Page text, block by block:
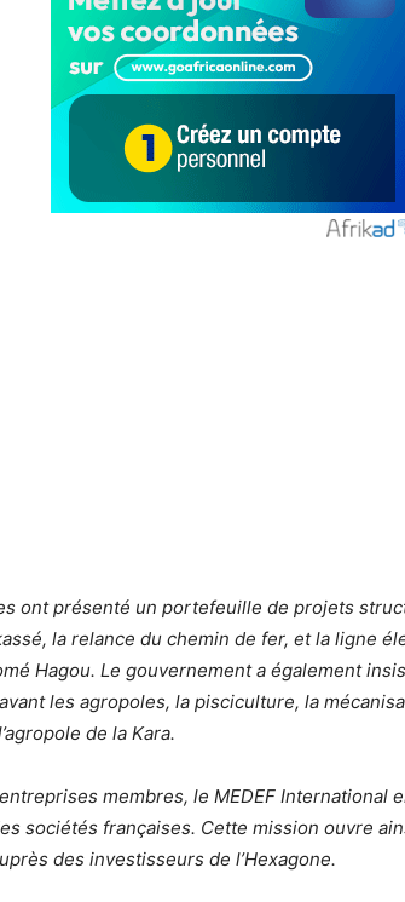
ont présenté un portefeuille de projets
la relance du chemin de fer, et la ligne
Hagou. Le gouvernement a également
les agropoles, la pisciculture, la
de la Kara.
membres, le MEDEF International
sociétés françaises. Cette mission ouvre
des investisseurs de l’Hexagone.